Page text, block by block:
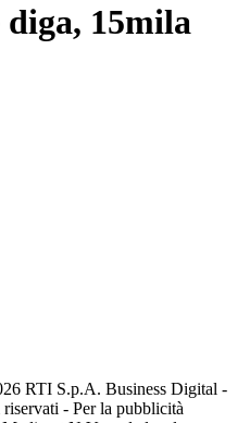
15mila
RTI S.p.A. Business Digital -
- Per la pubblicità